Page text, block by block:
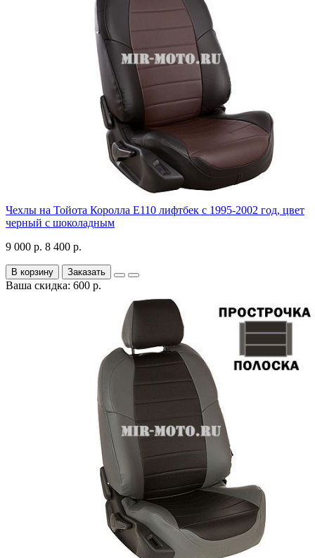
Чехлы на Тойота Королла Е110 лифтбек с 1995-2002 год, цвет
черный с шоколадным
9 000 р. 8 400 р.
В корзину Заказать
Ваша скидка: 600 р.